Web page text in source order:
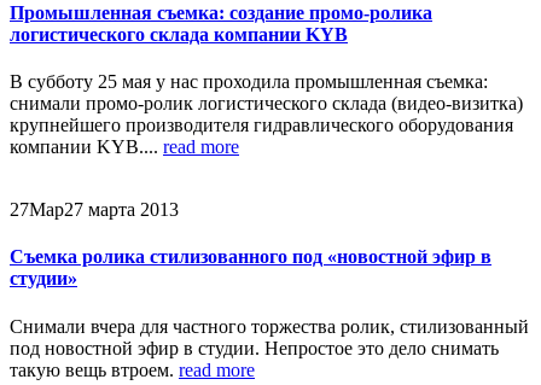
Промышленная съемка: создание промо-ролика
логистического склада компании KYB
В субботу 25 мая у нас проходила промышленная съемка:
снимали промо-ролик логистического склада (видео-визитка)
крупнейшего производителя гидравлического оборудования
компании KYB.... read more
27Мар27 марта 2013
Съемка ролика стилизованного под «новостной эфир в
студии»
Снимали вчера для частного торжества ролик, стилизованный
под новостной эфир в студии. Непростое это дело снимать
такую вещь втроем. read more